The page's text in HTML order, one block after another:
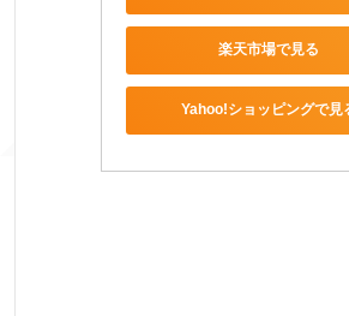
楽天市場で見る
Yahoo!ショッピングで見